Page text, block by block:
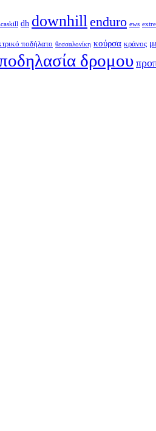
dh downhillenduro ews
ποδήλατο θεσσαλονίκη κούρσα κράνος
δρομου